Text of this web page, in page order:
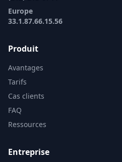
Europe
33.1.87.66.15.56
Produit
Avantages
Tarifs
Cas clients
FAQ
Ressources
Entreprise